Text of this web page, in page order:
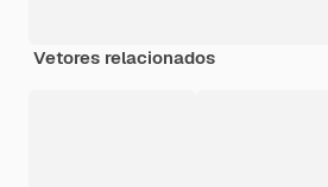
Vetores relacionados